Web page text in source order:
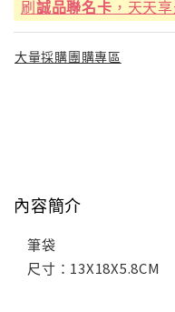
刷誠品聯名卡 ，天天
大量採購團購專區
內容簡介
筆袋
尺寸：13X18X5.8CM